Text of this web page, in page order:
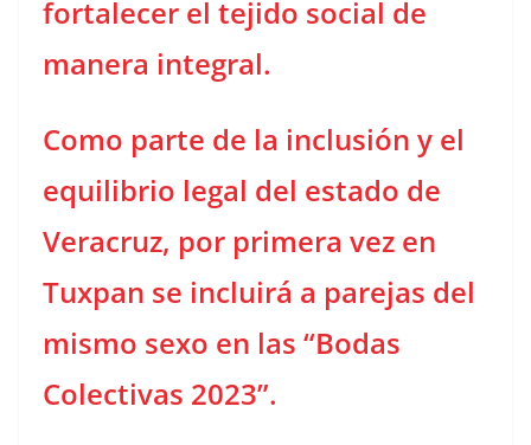
fortalecer el tejido social de
manera integral.
Como parte de la inclusión y el
equilibrio legal del estado de
Veracruz, por primera vez en
Tuxpan se incluirá a parejas del
mismo sexo en las “Bodas
Colectivas 2023”.